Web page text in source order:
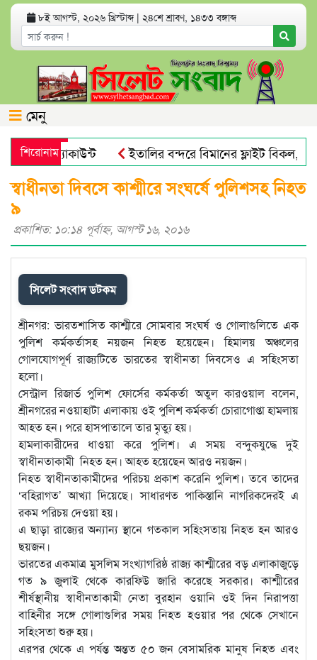
৮ই আগস্ট, ২০২৬ খ্রিস্টাব্দ | ২৪শে শ্রাবণ, ১৪৩৩ বঙ্গাব্দ
মেনু
শিরোনাম
ব্যাংক অ্যাকাউন্ট
ইতালির বন্দরে বিমানের ফ্লাইট বিকল,
পায়না : এড. জুবায়ের
তেল, গ্যাস, বিদ্যুৎ সঙ্কট ও
স্বাধীনতা দিবসে কাশ্মীরে সংঘর্ষে পুলিশসহ নিহত
৯
প্রকাশিত: ১০:১৪ পূর্বাহ্ণ, আগস্ট ১৬, ২০১৬
সিলেট সংবাদ ডটকম
শ্রীনগর: ভারতশাসিত কাশ্মীরে সোমবার সংঘর্ষ ও গোলাগুলিতে এক
পুলিশ কর্মকর্তাসহ নয়জন নিহত হয়েছেন। হিমালয় অঞ্চলের
গোলযোগপূর্ণ রাজ্যটিতে ভারতের স্বাধীনতা দিবসেও এ সহিংসতা
হলো।
সেন্ট্রাল রিজার্ভ পুলিশ ফোর্সের কর্মকর্তা অতুল কারওয়াল বলেন,
শ্রীনগরের নওয়াহাটা এলাকায় ওই পুলিশ কর্মকর্তা চোরাগোপ্তা হামলায়
আহত হন। পরে হাসপাতালে তার মৃত্যু হয়।
হামলাকারীদের ধাওয়া করে পুলিশ। এ সময় বন্দুকযুদ্ধে দুই
স্বাধীনতাকামী নিহত হন। আহত হয়েছেন আরও নয়জন।
নিহত স্বাধীনতাকামীদের পরিচয় প্রকাশ করেনি পুলিশ। তবে তাদের
‘বহিরাগত’ আখ্যা দিয়েছে। সাধারণত পাকিস্তানি নাগরিকদেরই এ
রকম পরিচয় দেওয়া হয়।
এ ছাড়া রাজ্যের অন্যান্য স্থানে গতকাল সহিংসতায় নিহত হন আরও
ছয়জন।
ভারতের একমাত্র মুসলিম সংখ্যাগরিষ্ঠ রাজ্য কাশ্মীরের বড় এলাকাজুড়ে
গত ৯ জুলাই থেকে কারফিউ জারি করেছে সরকার। কাশ্মীরের
শীর্ষস্থানীয় স্বাধীনতাকামী নেতা বুরহান ওয়ানি ওই দিন নিরাপত্তা
বাহিনীর সঙ্গে গোলাগুলির সময় নিহত হওয়ার পর থেকে সেখানে
সহিংসতা শুরু হয়।
এরপর থেকে এ পর্যন্ত অন্তত ৫০ জন বেসামরিক মানুষ নিহত এবং